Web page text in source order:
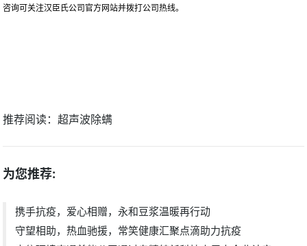
咨询可关注汉臣氏公司官方网站并拨打公司热线。
推荐阅读：超声波除螨
为您推荐:
携手抗疫，爱心相赠，永和豆浆温暖再行动
守望相助，热血驰援，常笑健康汇聚点滴助力抗疫